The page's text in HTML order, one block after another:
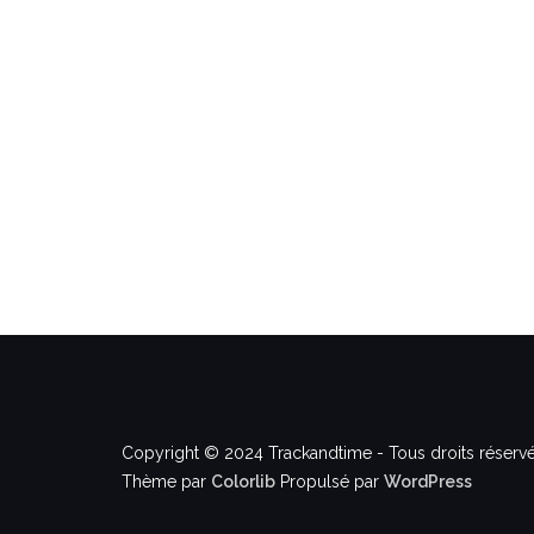
Copyright © 2024 Trackandtime - Tous droits
Thème par Colorlib Propulsé par WordPress